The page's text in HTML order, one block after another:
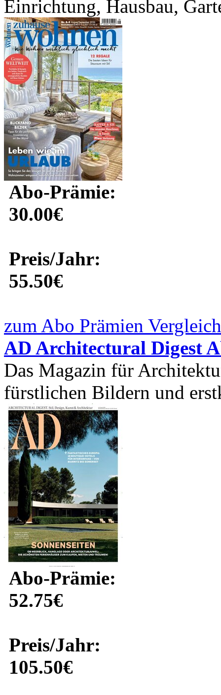
Einrichtung, Hausbau,
Abo-Prämie:
30.00€
Preis/Jahr:
55.50€
zum Abo Prämien
AD Architectural Digest
Das Magazin für
fürstlichen Bildern und
Abo-Prämie:
52.75€
Preis/Jahr:
105.50€